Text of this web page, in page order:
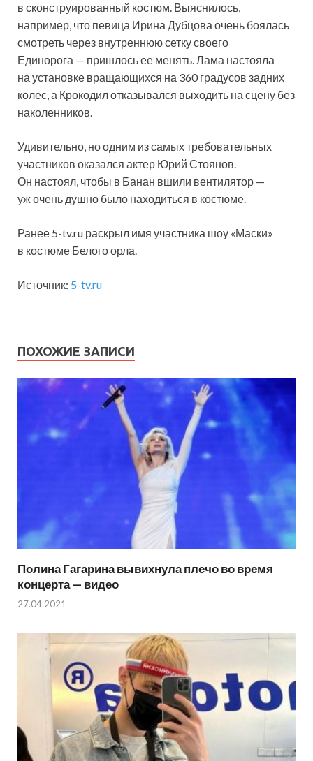
в сконструированный костюм. Выяснилось,
например, что певица Ирина Дубцова очень боялась
смотреть через внутреннюю сетку своего
Единорога — пришлось ее менять. Лама настояла
на установке вращающихся на 360 градусов задних
колес, а Крокодил отказывался выходить на сцену без
наколенников.
Удивительно, но одним из самых требовательных
участников оказался актер Юрий Стоянов.
Он настоял, чтобы в Банан вшили вентилятор —
уж очень душно было находиться в костюме.
Ранее 5-tv.ru раскрыл имя участника шоу «Маски»
в костюме Белого орла.
Источник: 5-tv.ru
ПОХОЖИЕ ЗАПИСИ
Полина Гагарина вывихнула плечо во время
концерта — видео
27.04.2021